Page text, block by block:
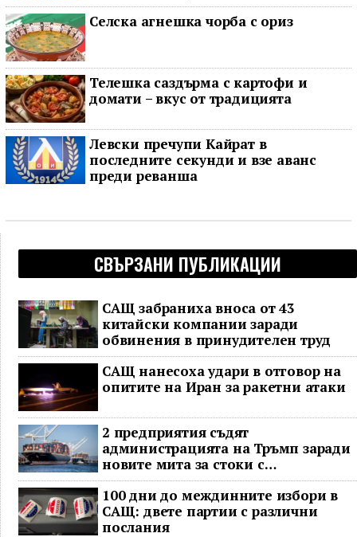
Селска агнешка чорба с ориз
Телешка саздърма с картофи и
домати – вкус от традицията
Левски пречупи Кайрат в
последните секунди и взе аванс
преди реванша
СВЪРЗАНИ ПУБЛИКАЦИИ
САЩ забраниха вноса от 43
китайски компании заради
обвинения в принудителен труд
САЩ нанесоха удари в отговор на
опитите на Иран за ракетни атаки
2 предприятия съдят
администрацията на Тръмп заради
новите мита за стоки с
принудителен труд
100 дни до междинните избори в
САЩ: двете партии с различни
послания